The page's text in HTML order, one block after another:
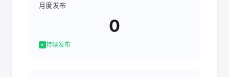
月度发布
0
持续发布